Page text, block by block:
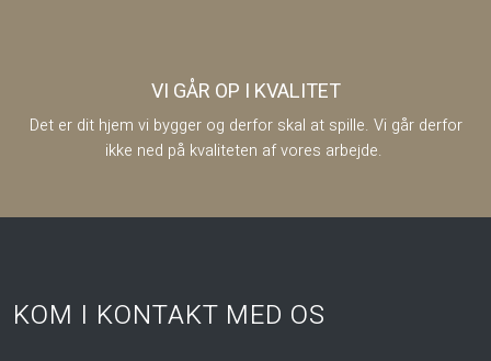
VI GÅR OP I KVALITET
​​Det er dit hjem vi bygger og derfor skal at spille. Vi går derfor
ikke ned på kvaliteten af vores arbejde.
KOM I KONTAKT MED OS